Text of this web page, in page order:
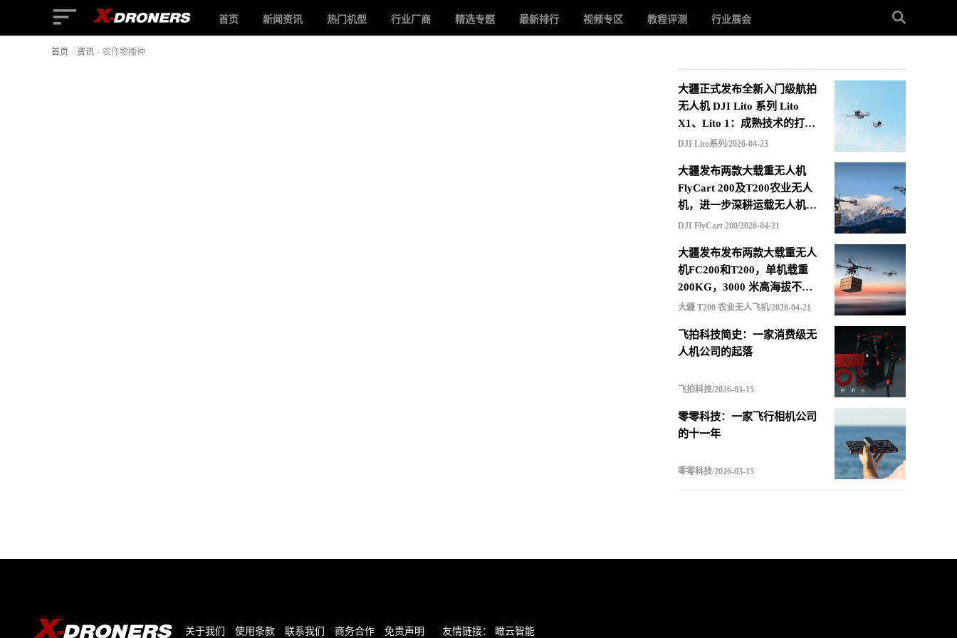
首页 新闻资讯 热门机型 行业厂商 精选专题 最新排行 视频专区 教程评测 行业展会
首页 › 资讯 › 农作物播种
大疆正式发布全新入门级航拍
无人机 DJI Lito 系列 Lito
X1、Lito 1：成熟技术的打包
重组，更低价格的选择
DJI Lito系列/2026-04-23
大疆发布两款大载重无人机
FlyCart 200及T200农业无人
机，进一步深耕运载无人机市
场
DJI FlyCart 200/2026-04-21
大疆发布发布两款大载重无人
机FC200和T200，单机载重
200KG，3000 米高海拔不减
载，支持四机联吊最多600KG
大疆 T200 农业无人飞机/2026-04-21
飞拍科技简史：一家消费级无
人机公司的起落
飞拍科技/2026-03-15
零零科技：一家飞行相机公司
的十一年
零零科技/2026-03-15
关于我们 使用条款 联系我们 商务合作 免责声明 友情链接： 瞰云智能